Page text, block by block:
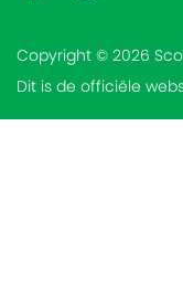
Copyright © 2026
Dit is de officiële